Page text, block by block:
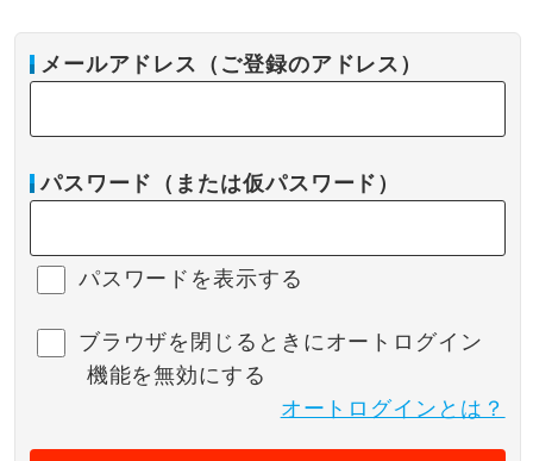
メールアドレス（ご登録のアドレス）
パスワード（または仮パスワード）
パスワードを表示する
ブラウザを閉じるときにオートログイン
機能を無効にする
オートログインとは？